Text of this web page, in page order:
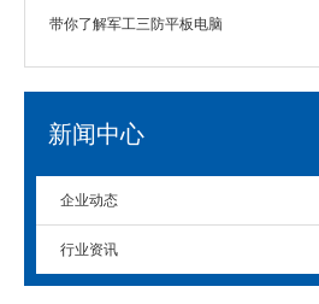
带你了解军工三防平板电脑
新闻中心
企业动态
行业资讯